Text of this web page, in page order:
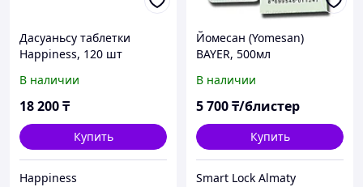
Дасуаньсу таблетки
Happiness, 120 шт
В наличии
18 200₸
Купить
Happiness
Йомесан (Yomesan)
BAYER, 500мл
В наличии
5 700₸/блистер
Купить
Smart Lock Almaty